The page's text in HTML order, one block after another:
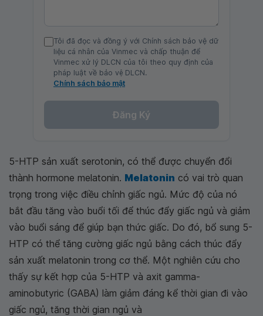
Tôi đã đọc và đồng ý với Chính sách bảo vệ dữ
liệu cá nhân của Vinmec và chấp thuận để
Vinmec xử lý DLCN của tôi theo quy định của
pháp luật về bảo vệ DLCN.
Chính sách bảo mật
Đăng Ký
5-HTP sản xuất serotonin, có thể được chuyển đổi
thành hormone melatonin. Melatonin có vai trò quan
trọng trong việc điều chỉnh giấc ngủ. Mức độ của nó
bắt đầu tăng vào buổi tối để thúc đẩy giấc ngủ và giảm
vào buổi sáng để giúp bạn thức giấc. Do đó, bổ sung 5-
HTP có thể tăng cường giấc ngủ bằng cách thúc đẩy
sản xuất melatonin trong cơ thể. Một nghiên cứu cho
thấy sự kết hợp của 5-HTP và axit gamma-
aminobutyric (GABA) làm giảm đáng kể thời gian đi vào
giấc ngủ, tăng thời gian ngủ và